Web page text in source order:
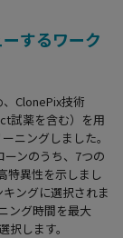
するワーク
ClonePix技術
試薬を含む）を用
ニングしました。
ンのうち、7つの
特異性を示しまし
ングに選択されま
ング時間を最大
します。